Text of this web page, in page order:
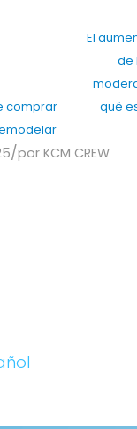
comprar
El
de
qué
/por KCM CREW